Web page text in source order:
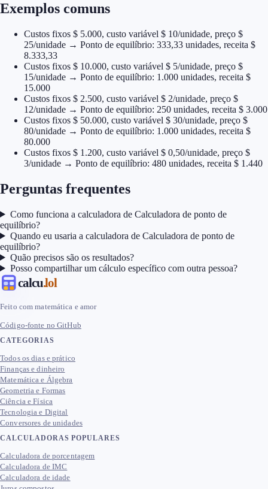
Exemplos comuns
Custos fixos $ 5.000, custo variável $ 10/unidade, preço $
25/unidade → Ponto de equilíbrio: 333,33 unidades, receita $
8.333,33
Custos fixos $ 10.000, custo variável $ 5/unidade, preço $
15/unidade → Ponto de equilíbrio: 1.000 unidades, receita $
15.000
Custos fixos $ 2.500, custo variável $ 2/unidade, preço $
12/unidade → Ponto de equilíbrio: 250 unidades, receita $ 3.000
Custos fixos $ 50.000, custo variável $ 30/unidade, preço $
80/unidade → Ponto de equilíbrio: 1.000 unidades, receita $
80.000
Custos fixos $ 1.200, custo variável $ 0,50/unidade, preço $
3/unidade → Ponto de equilíbrio: 480 unidades, receita $ 1.440
Perguntas frequentes
Como funciona a calculadora de Calculadora de ponto de
equilíbrio?
Quando eu usaria a calculadora de Calculadora de ponto de
equilíbrio?
Quão precisos são os resultados?
Posso compartilhar um cálculo específico com outra pessoa?
calcu.lol
Feito com matemática e amor
Código-fonte no GitHub
CATEGORIAS
Todos os dias e prático
Finanças e dinheiro
Matemática e Álgebra
Geometria e Formas
Ciência e Física
Tecnologia e Digital
Conversores de unidades
CALCULADORAS POPULARES
Calculadora de porcentagem
Calculadora de IMC
Calculadora de idade